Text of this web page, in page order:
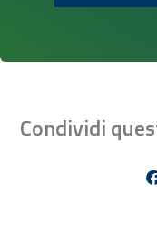
Condividi